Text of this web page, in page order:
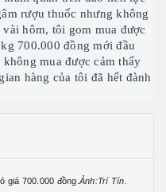
rượu thuốc nhưng không
hôm, tôi gom mua được
700.000 đồng mới đầu
mua được cảm thấy
hàng của tôi đã hết đành
giá 700.000 đồng. Ảnh:Trí Tín.